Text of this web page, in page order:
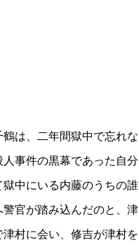
は、二年間獄中で忘れな
事件の黒幕であった自分
中にいる内藤のうちの誰
官が踏み込んだのと、津
村に会い、修吉が津村を